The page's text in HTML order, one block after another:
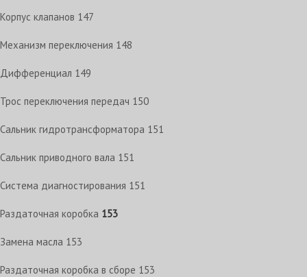
Корпус клапанов 147
Механизм переключения 148
Дифференциал 149
Трос переключения передач 150
Сальник гидротрансформатора 151
Сальник приводного вала 151
Система диагностирования 151
Раздаточная коробка 153
Замена масла 153
Раздаточная коробка в сборе 153